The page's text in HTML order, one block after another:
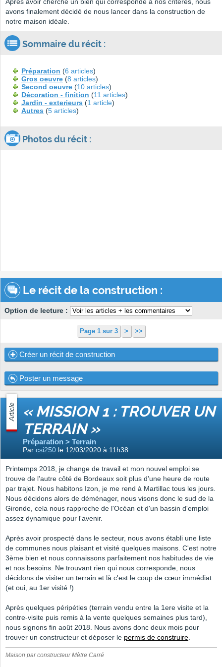
Après avoir cherché un bien qui corresponde à nos critères, nous
avons finalement décidé de nous lancer dans la construction de
notre maison idéale.
Sommaire du récit :
Préparation (6 articles)
Gros oeuvre (8 articles)
Second oeuvre (10 articles)
Décoration - finition (11 articles)
Jardin - exterieurs (1 article)
Autres (5 articles)
Photos du récit :
Le récit de la construction :
Option de lecture :
Page 1 sur 3 > >>
Créer un récit de construction
Poster un message
Article « MISSION 1 : TROUVER UN
TERRAIN »
Préparation > Terrain
Par csi250 le 12/03/2020 à 11h38
Printemps 2018, je change de travail et mon nouvel emploi se
trouve de l'autre côté de Bordeaux soit plus d'une heure de route
par trajet. Nous habitons Izon, je me rend à Martillac tous les jours.
Nous décidons alors de déménager, nous visons donc le sud de la
Gironde, cela nous rapproche de l'Océan et d'un bassin d'emploi
assez dynamique pour l'avenir.
Après avoir prospecté dans le secteur, nous avons établi une liste
de communes nous plaisant et visité quelques maisons. C'est notre
3ème bien et nous connaissons parfaitement nos habitudes de vie
et nos besoins. Ne trouvant rien qui nous corresponde, nous
décidons de visiter un terrain et là c'est le coup de cœur immédiat
(et oui, au 1er visité !)
Après quelques péripéties (terrain vendu entre la 1ere visite et la
contre-visite puis remis à la vente quelques semaines plus tard),
nous signons fin août 2018. Nous avons donc deux mois pour
trouver un constructeur et déposer le permis de construire.
Maison par constructeur Mètre Carré